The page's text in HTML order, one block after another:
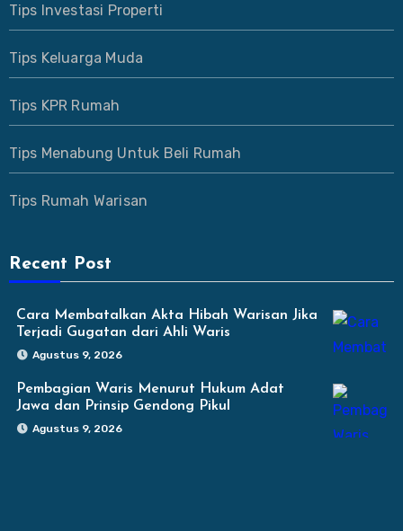
Tips Investasi Properti
Tips Keluarga Muda
Tips KPR Rumah
Tips Menabung Untuk Beli Rumah
Tips Rumah Warisan
Recent Post
Cara Membatalkan Akta Hibah Warisan Jika
Terjadi Gugatan dari Ahli Waris
Agustus 9, 2026
Pembagian Waris Menurut Hukum Adat
Jawa dan Prinsip Gendong Pikul
Agustus 9, 2026